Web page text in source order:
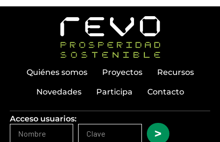
Quiénes somos Proyectos Recursos
Novedades Participa Contacto
Acceso usuarios:
>